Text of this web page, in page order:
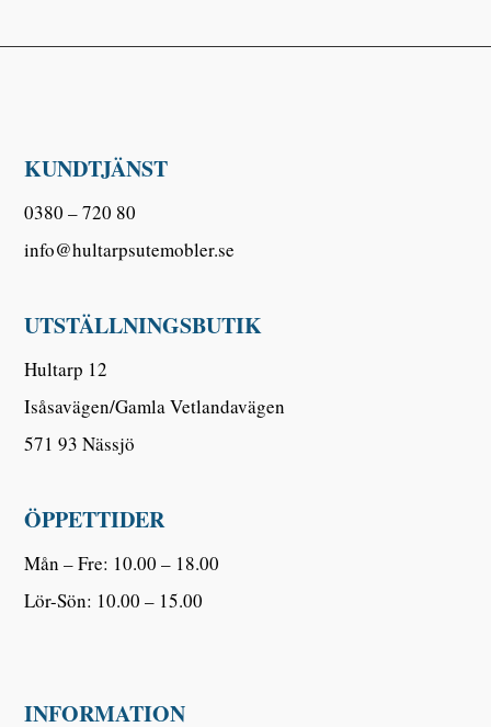
KUNDTJÄNST
0380 – 720 80
info@hultarpsutemobler.se
UTSTÄLLNINGSBUTIK
Hultarp 12
Isåsavägen/Gamla Vetlandavägen
571 93 Nässjö
ÖPPETTIDER
Mån – Fre: 10.00 – 18.00
Lör-Sön: 10.00 – 15.00
INFORMATION